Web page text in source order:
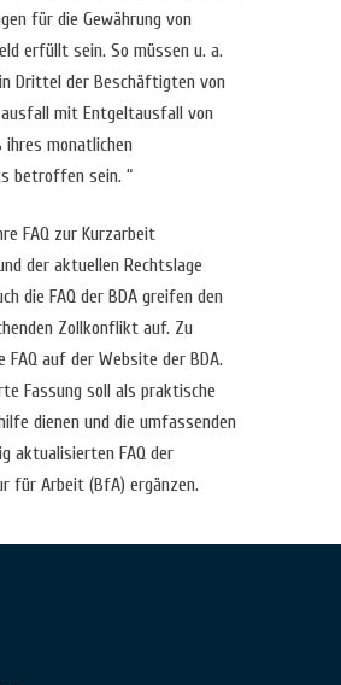
für die Gewährung von
erfüllt sein. So müssen u. a.
Drittel der Beschäftigten von
mit Entgeltausfall von
ihres monatlichen
betroffen sein. “
FAQ zur Kurzarbeit
der aktuellen Rechtslage
die FAQ der BDA greifen den
Zollkonflikt auf. Zu
FAQ auf der Website der BDA.
Fassung soll als praktische
dienen und die umfassenden
aktualisierten FAQ der
für Arbeit (BfA) ergänzen.